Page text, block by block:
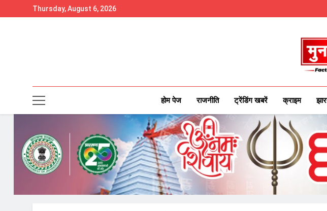
to
Thursday, August 6, 2026
होम पेज राजनीति ट्रेंडिंग खबरें क्राइम